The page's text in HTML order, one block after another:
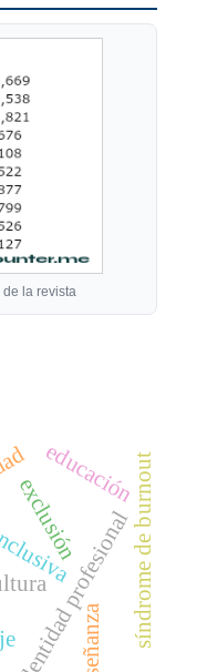
la revista
identidad profesional
enseñanza
exclusión síndrome de burnout
educación